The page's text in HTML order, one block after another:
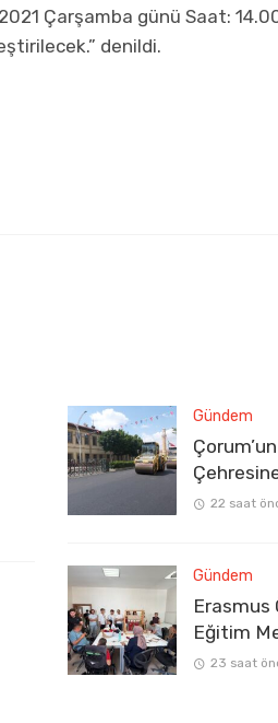
Çarşamba günü Saat:
denildi.
Gündem
22 saat
Gündem
Erasmus
Eğitim
23 saat